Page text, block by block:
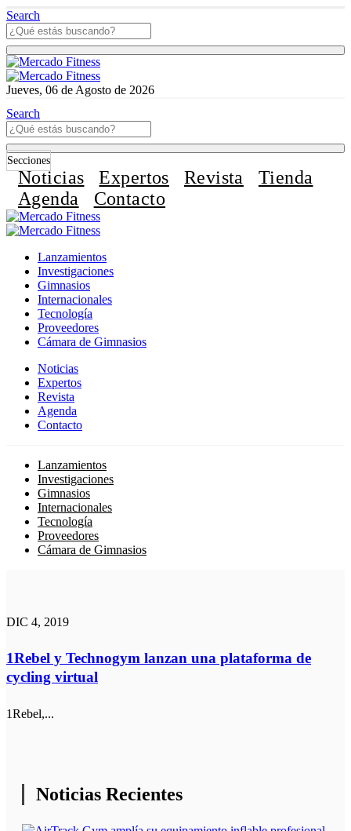
Search
Jueves, 06 de Agosto de 2026
Search
Secciones
Noticias Expertos Revista
Tienda
Agenda
Contacto
Lanzamientos
Investigaciones
Gimnasios
Internacionales
Tecnología
Proveedores
Cámara de Gimnasios
Noticias
Expertos
Revista
Agenda
Contacto
Lanzamientos
Investigaciones
Gimnasios
Internacionales
Tecnología
Proveedores
Cámara de Gimnasios
DIC 4, 2019
1Rebel y Technogym lanzan una plataforma de
cycling virtual
1Rebel,...
Noticias Recientes